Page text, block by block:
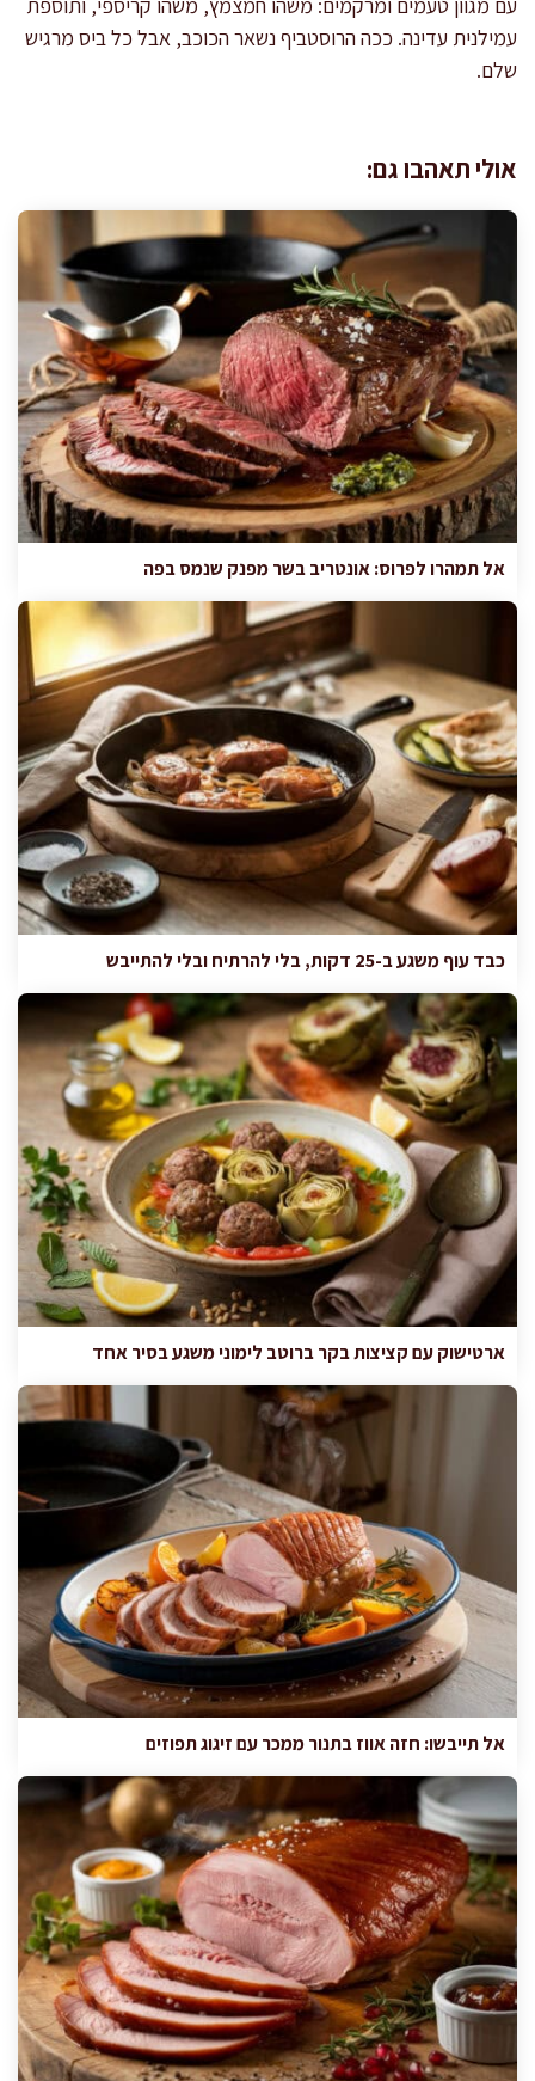
עמילנית עדינה. ככה הרוסטביף נשאר הכוכב, אבל כל ביס מרגיש
שלם.
אולי תאהבו גם:
אל תמהרו לפרוס: אונטריב בשר מפנק שנמס בפה
כבד עוף משגע ב-25 דקות, בלי להרתיח ובלי להתייבש
ארטישוק עם קציצות בקר ברוטב לימוני משגע בסיר אחד
אל תייבשו: חזה אווז בתנור ממכר עם זיגוג תפוזים